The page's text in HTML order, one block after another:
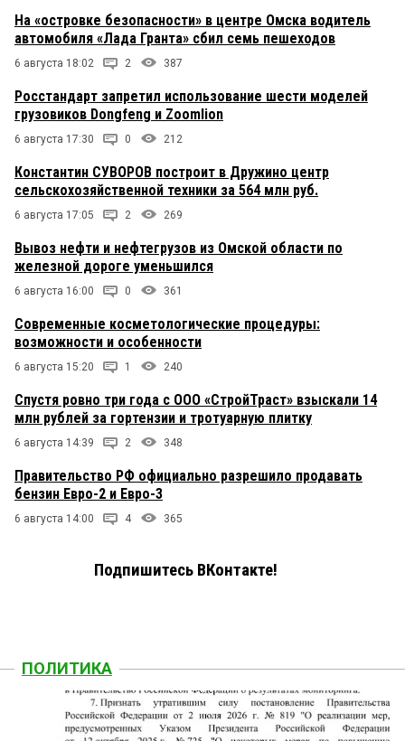
На «островке безопасности» в центре Омска водитель
автомобиля «Лада Гранта» сбил семь пешеходов
6 августа 18:02 2 387
Росстандарт запретил использование шести моделей
грузовиков Dongfeng и Zoomlion
6 августа 17:30 0 212
Константин СУВОРОВ построит в Дружино центр
сельскохозяйственной техники за 564 млн руб.
6 августа 17:05 2 269
Вывоз нефти и нефтегрузов из Омской области по
железной дороге уменьшился
6 августа 16:00 0 361
Современные косметологические процедуры:
возможности и особенности
6 августа 15:20 1 240
Спустя ровно три года с ООО «СтройТраст» взыскали 14
млн рублей за гортензии и тротуарную плитку
6 августа 14:39 2 348
Правительство РФ официально разрешило продавать
бензин Евро-2 и Евро-3
6 августа 14:00 4 365
Подпишитесь ВКонтакте!
ПОЛИТИКА